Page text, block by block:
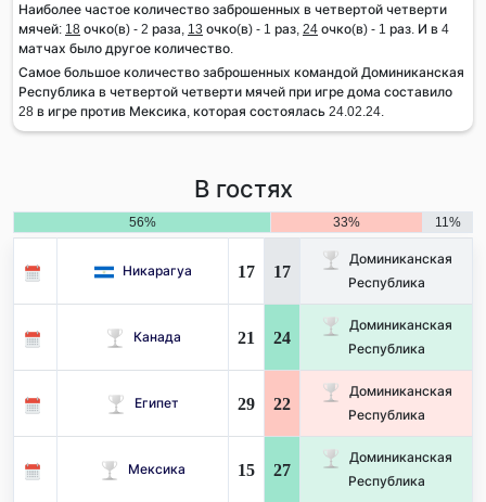
Наиболее частое количество заброшенных в четвертой четверти
мячей: 18 очко(в) - 2 раза, 13 очко(в) - 1 раз, 24 очко(в) - 1 раз. И в 4
матчах было другое количество.
Самое большое количество заброшенных командой Доминиканская
Республика в четвертой четверти мячей при игре дома составило
28 в игре против Мексика, которая состоялась 24.02.24.
В гостях
56% 33% 11%
Никарагуа 17 17
Доминиканская
Республика
Канада 21 24
Доминиканская
Республика
Египет 29 22
Доминиканская
Республика
Мексика 15 27
Доминиканская
Республика